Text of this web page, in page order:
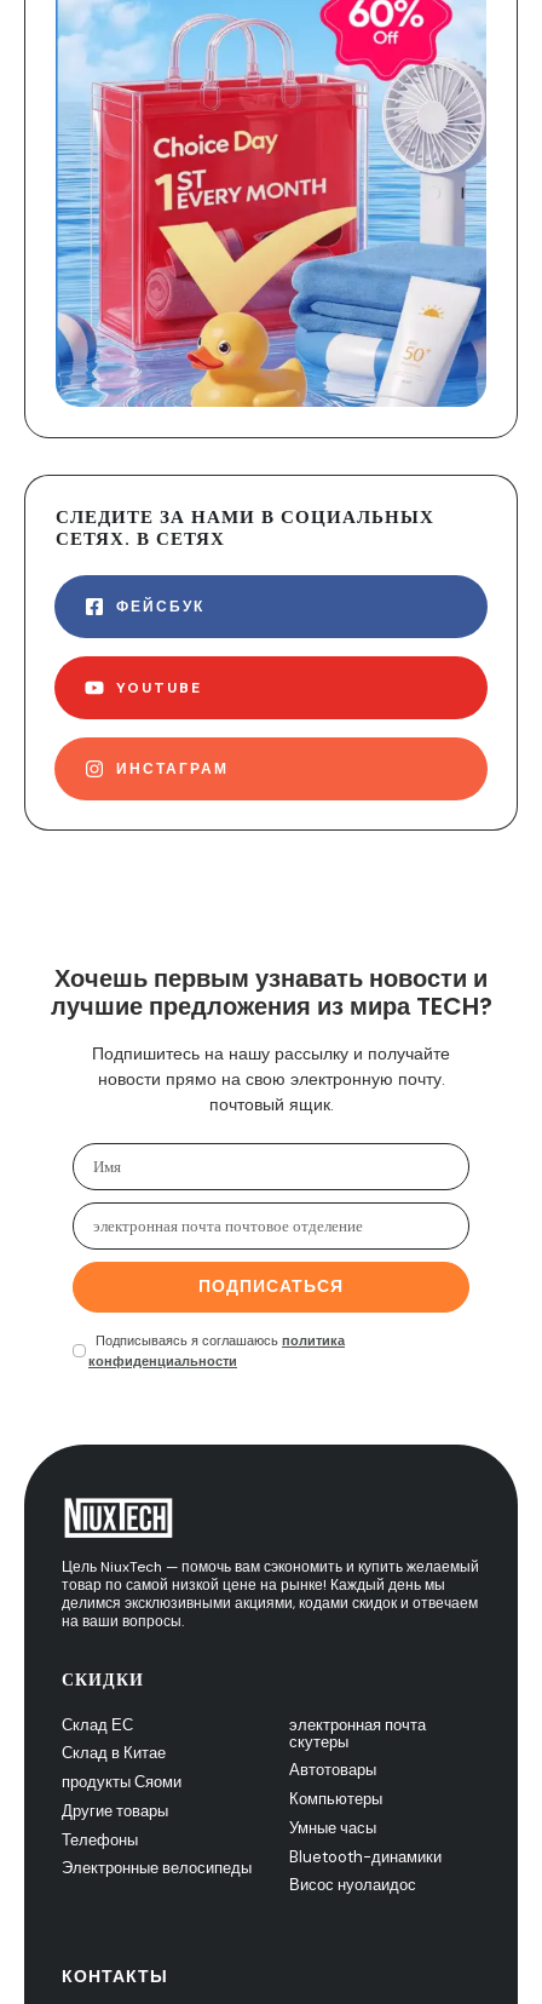
СЛЕДИТЕ ЗА НАМИ В СОЦИАЛЬНЫХ
СЕТЯХ. В СЕТЯХ
ФЕЙСБУК
YOUTUBE
ИНСТАГРАМ
Хочешь первым узнавать новости и
лучшие предложения из мира TECH?
Подпишитесь на нашу рассылку и получайте
новости прямо на свою электронную почту.
почтовый ящик.
ПОДПИСАТЬСЯ
Подписываясь я соглашаюсь политика
конфиденциальности
Цель NiuxTech — помочь вам сэкономить и купить желаемый
товар по самой низкой цене на рынке! Каждый день мы
делимся эксклюзивными акциями, кодами скидок и отвечаем
на ваши вопросы.
СКИДКИ
Склад ЕС
Склад в Китае
продукты Сяоми
Другие товары
Телефоны
Электронные велосипеды
электронная почта
скутеры
Автотовары
Компьютеры
Умные часы
Bluetooth-динамики
Висос нуолаидос
КОНТАКТЫ